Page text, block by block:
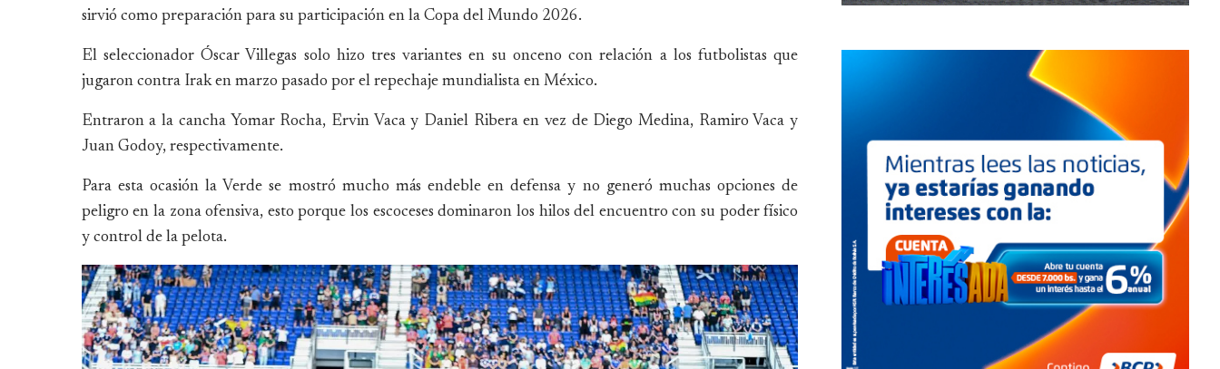
sirvió como preparación para su participación en la Copa del Mundo 2026.
El seleccionador Óscar Villegas solo hizo tres variantes en su onceno con relación a los futbolistas que
jugaron contra Irak en marzo pasado por el repechaje mundialista en México.
Entraron a la cancha Yomar Rocha, Ervin Vaca y Daniel Ribera en vez de Diego Medina, Ramiro Vaca y
Juan Godoy, respectivamente.
Para esta ocasión la Verde se mostró mucho más endeble en defensa y no generó muchas opciones de
peligro en la zona ofensiva, esto porque los escoceses dominaron los hilos del encuentro con su poder físico
y control de la pelota.